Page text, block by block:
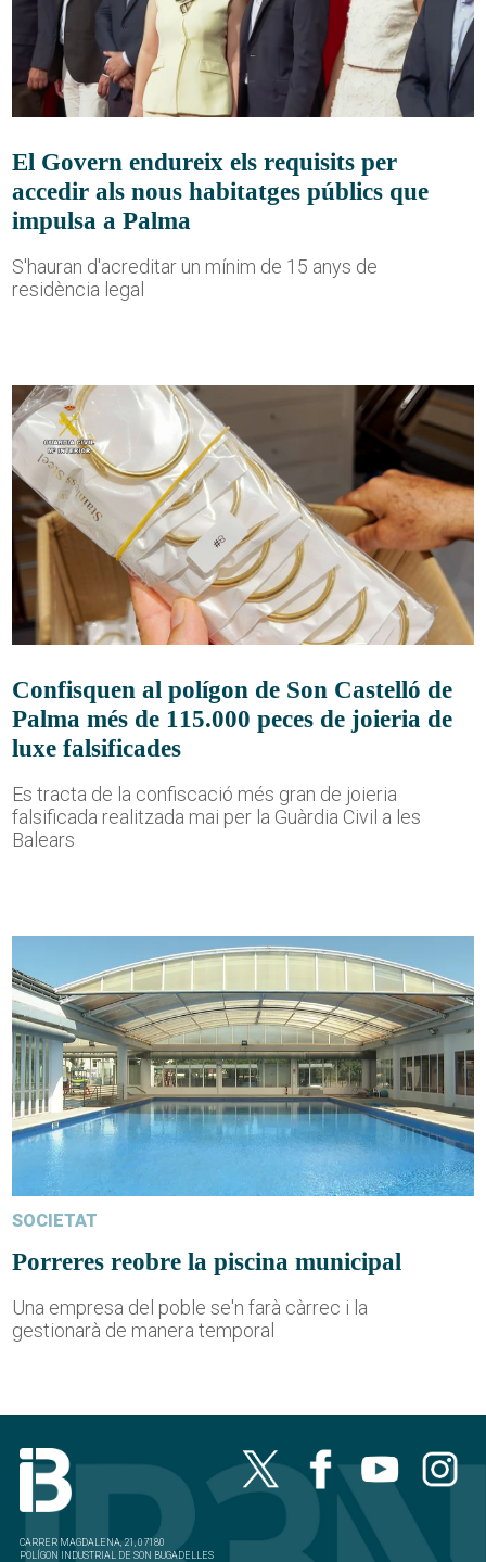
El Govern endureix els requisits per
accedir als nous habitatges públics que
impulsa a Palma
S'hauran d'acreditar un mínim de 15 anys de
residència legal
Confisquen al polígon de Son Castelló de
Palma més de 115.000 peces de joieria de
luxe falsificades
Es tracta de la confiscació més gran de joieria
falsificada realitzada mai per la Guàrdia Civil a les
Balears
SOCIETAT
Porreres reobre la piscina municipal
Una empresa del poble se'n farà càrrec i la
gestionarà de manera temporal
CARRER MAGDALENA, 21, 07180
POLÍGON INDUSTRIAL DE SON BUGADELLES